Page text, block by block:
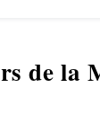
de la